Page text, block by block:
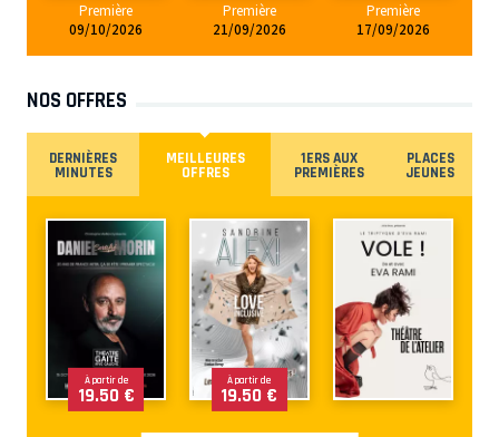
Première
09/10/2026
Première
21/09/2026
Première
17/09/2026
NOS OFFRES
DERNIÈRES
MINUTES
MEILLEURES
OFFRES
1ERS AUX
PREMIÈRES
PLACES
JEUNES
À partir de
19.50 €
À partir de
19.50 €